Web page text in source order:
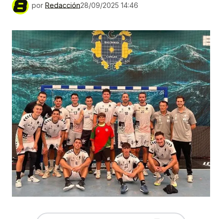
por Redacción28/09/2025 14:46